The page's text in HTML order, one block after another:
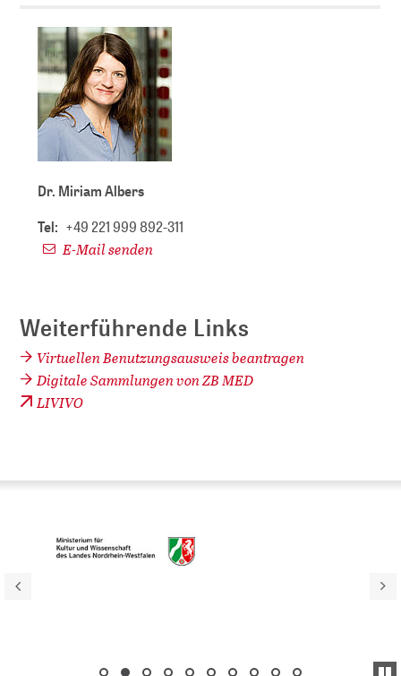
Dr. Miriam Albers
Tel: +49 221 999 892-311
E-Mail senden
Weiterführende Links
Virtuellen Benutzungsausweis beantragen
Digitale Sammlungen von ZB MED
LIVIVO